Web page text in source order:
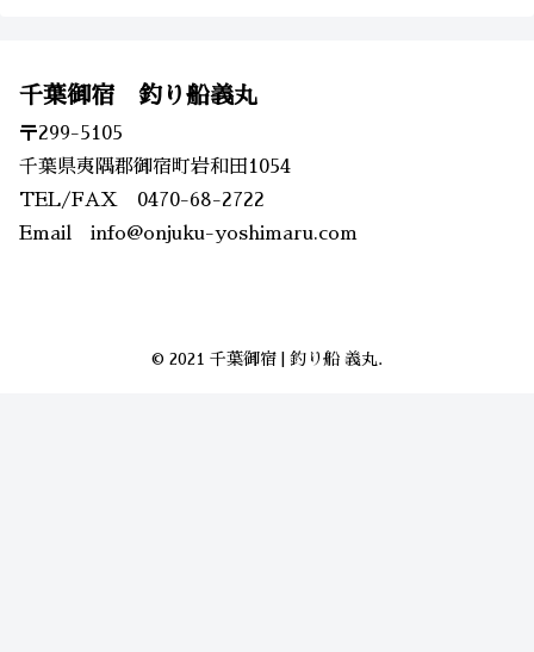
千葉御宿 釣り船義丸
〒299-5105
千葉県夷隅郡御宿町岩和田1054
TEL/FAX 0470-68-2722
Email info@onjuku-yoshimaru.com
© 2021 千葉御宿 | 釣り船 義丸.